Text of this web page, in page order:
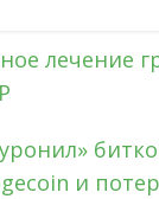
лечение
и